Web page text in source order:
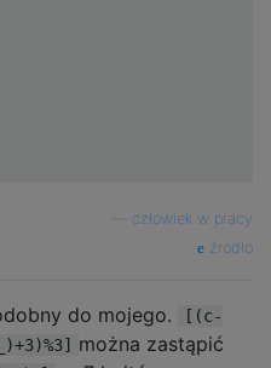
człowiek w pracy
źródło
do mojego.
[(c-
można zastąpić